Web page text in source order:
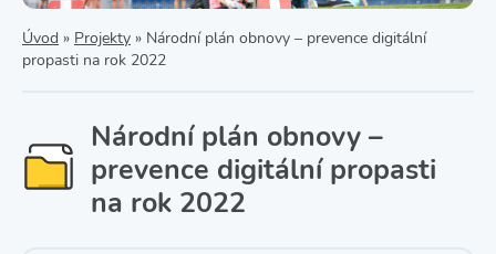
Úvod » Projekty » Národní plán obnovy – prevence digitální
propasti na rok 2022
Národní plán obnovy –
prevence digitální propasti
na rok 2022